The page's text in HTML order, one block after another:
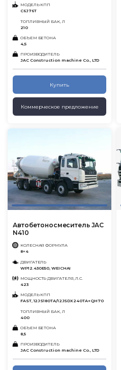
МОДЕЛЬ КПП
C6J76T
ТОПЛИВНЫЙ БАК, Л
210
ОБЪЕМ БЕТОНА
4,5
ПРОИЗВОДИТЕЛЬ
JAC Construction machine Co., LTD
Купить
Коммерческое предложение
Автобетоносмеситель JAC
N410
КОЛЕСНАЯ ФОРМУЛА
8×4
ДВИГАТЕЛЬ
WP12.430E50, WEICHAI
МОЩНОСТЬ ДВИГАТЕЛЯ, Л.С.
423
МОДЕЛЬ КПП
FAST, 12JS180TА/12JSDX240TA+QH70
ТОПЛИВНЫЙ БАК, Л
400
ОБЪЕМ БЕТОНА
8,5
ПРОИЗВОДИТЕЛЬ
JAC Construction machine Co., LTD